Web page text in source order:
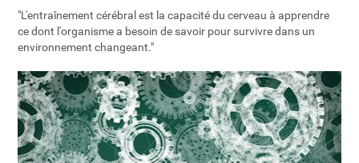
"L'entraînement cérébral est la capacité du cerveau à apprendre
ce dont l'organisme a besoin de savoir pour survivre dans un
environnement changeant."